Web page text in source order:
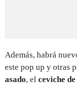
Además, habrá
este pop up y otras
asado, el ceviche